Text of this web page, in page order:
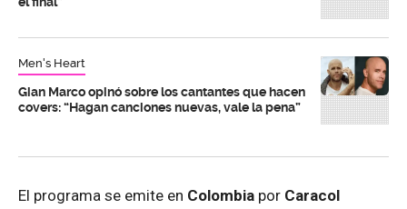
Men's Heart
Gian Marco opinó sobre los cantantes que hacen
covers: “Hagan canciones nuevas, vale la pena”
El programa se emite en Colombia por Caracol